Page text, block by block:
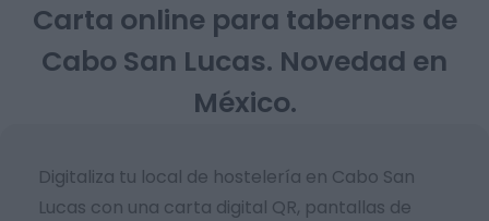
Carta online para tabernas de
Cabo San Lucas. Novedad en
México.
Digitaliza tu local de hostelería en Cabo San
Lucas con una carta digital QR, pantallas de